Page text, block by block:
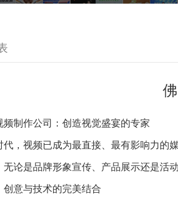
频制作公司：创造视觉盛宴的专家
代，视频已成为最直接、最有影响力的
无论是品牌形象宣传、产品展示还是活
创意与技术的完美结合